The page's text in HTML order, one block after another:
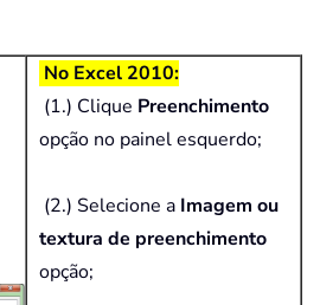
No Excel 2010:
(1.) Clique Preenchimento
opção no painel esquerdo;
(2.) Selecione a Imagem ou
textura de preenchimento
opção;